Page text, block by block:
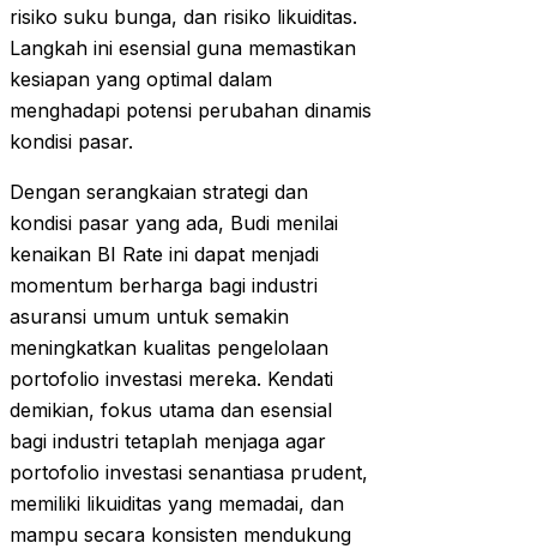
risiko suku bunga, dan risiko likuiditas.
Langkah ini esensial guna memastikan
kesiapan yang optimal dalam
menghadapi potensi perubahan dinamis
kondisi pasar.
Dengan serangkaian strategi dan
kondisi pasar yang ada, Budi menilai
kenaikan BI Rate ini dapat menjadi
momentum berharga bagi industri
asuransi umum untuk semakin
meningkatkan kualitas pengelolaan
portofolio investasi mereka. Kendati
demikian, fokus utama dan esensial
bagi industri tetaplah menjaga agar
portofolio investasi senantiasa prudent,
memiliki likuiditas yang memadai, dan
mampu secara konsisten mendukung